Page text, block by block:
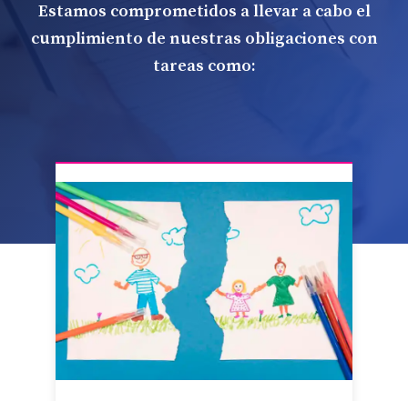
Estamos comprometidos a llevar a cabo el
cumplimiento de nuestras obligaciones con
tareas como: